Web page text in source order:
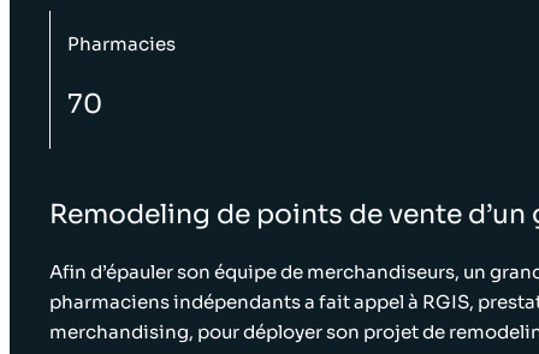
Remodeling de points de vente
Afin d’épauler son équipe de merchandiseurs, un
pharmaciens indépendants a fait appel à RGIS,
merchandising, pour déployer son projet de
Pharmacies
70